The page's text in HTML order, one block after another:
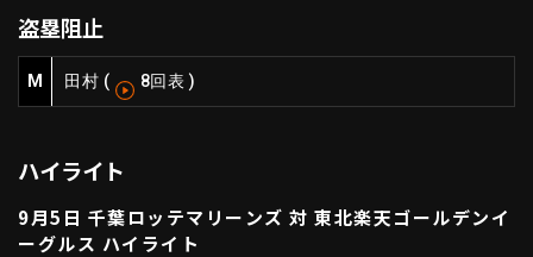
特定商取引法の表示
動画を検索（選手・チーム・プレー内容…）
盗塁阻止
M 田村 ( 8回表 )
ハイライト
9月5日 千葉ロッテマリーンズ 対 東北楽天ゴールデンイ
ーグルス ハイライト